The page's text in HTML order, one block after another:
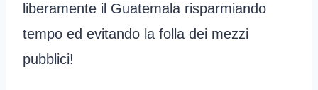
liberamente il Guatemala risparmiando
tempo ed evitando la folla dei mezzi
pubblici!